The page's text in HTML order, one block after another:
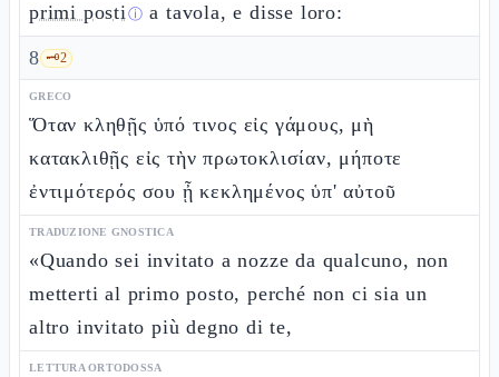
primi postiⓘ a tavola, e disse loro:
8 🗝️2
GRECO
Ὅταν κληθῇς ὑπό τινος εἰς γάμους, μὴ
κατακλιθῇς εἰς τὴν πρωτοκλισίαν, μήποτε
ἐντιμότερός σου ᾖ κεκλημένος ὑπ' αὐτοῦ
TRADUZIONE GNOSTICA
«Quando sei invitato a nozze da qualcuno, non
metterti al primo posto, perché non ci sia un
altro invitato più degno di te,
LETTURA ORTODOSSA